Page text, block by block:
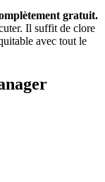
gratuit.
Il suffit de clore
avec tout le